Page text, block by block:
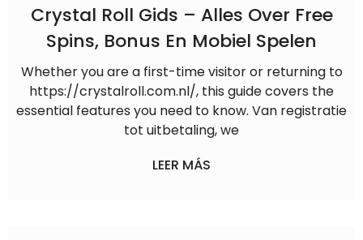
Crystal Roll Gids – Alles Over Free
Spins, Bonus En Mobiel Spelen
Whether you are a first-time visitor or returning to
https://crystalroll.com.nl/, this guide covers the
essential features you need to know. Van registratie
tot uitbetaling, we
LEER MÁS